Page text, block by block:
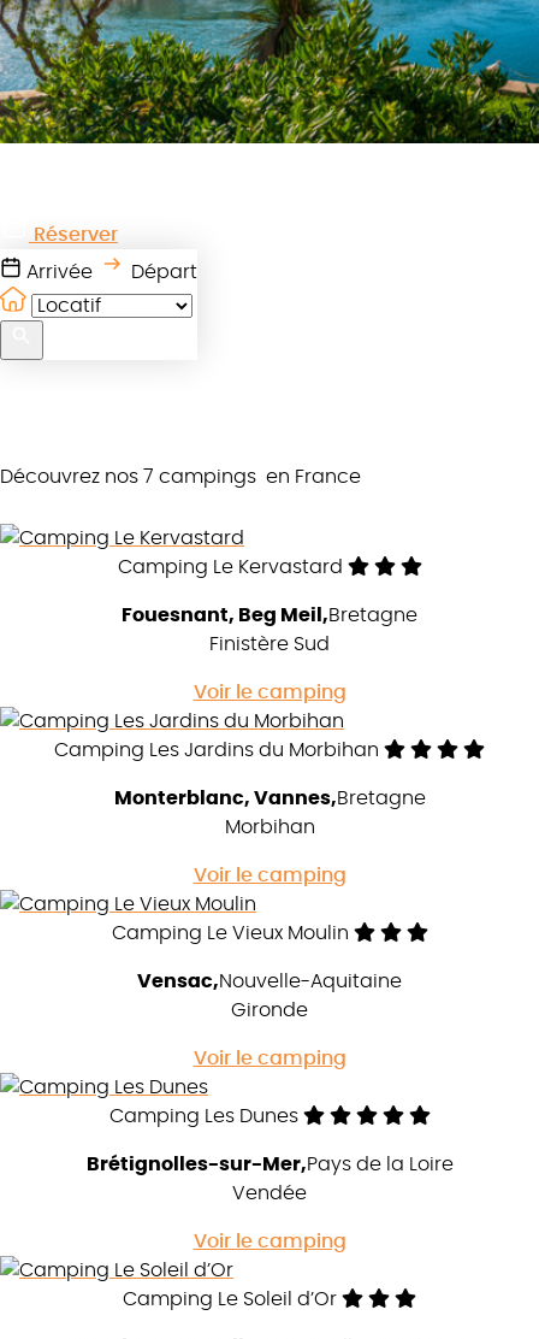
Réserver
Arrivée
Départ
Découvrez nos 7 campings en France
Camping Le Kervastard
Fouesnant, Beg Meil
Finistère Sud
Bretagne
Voir le camping
Camping Les Jardins du Morbihan
Monterblanc, Vannes
Morbihan
Bretagne
Voir le camping
Camping Le Vieux Moulin
Vensac
Gironde
Nouvelle-Aquitaine
Voir le camping
Camping Les Dunes
Brétignolles-sur-Mer
Vendée
Pays de la Loire
Voir le camping
Camping Le Soleil d’Or